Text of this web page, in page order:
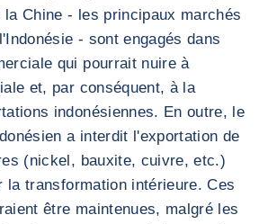
Chine - les principaux marchés
- sont engagés dans
qui pourrait nuire à
et, par conséquent, à la
indonésiennes. En outre, le
a interdit l'exportation de
(nickel, bauxite, cuivre, etc.)
la transformation intérieure. Ces
être maintenues, malgré les